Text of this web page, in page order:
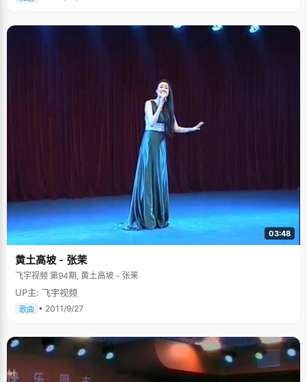
03:48
黄土高坡 - 张茉
飞宇视频 第94期, 黄土高坡 - 张茉
UP主: 飞宇视频
歌曲 • 2011/9/27